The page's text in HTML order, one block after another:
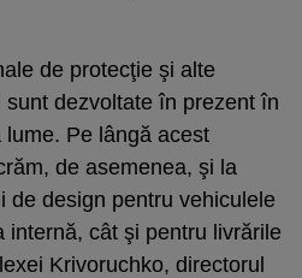
de protecţie şi alte
dezvoltate în prezent în
Pe lângă acest
de asemenea, şi la
de design pentru vehiculele
internă, cât şi pentru livrările
Krivoruchko, directorul